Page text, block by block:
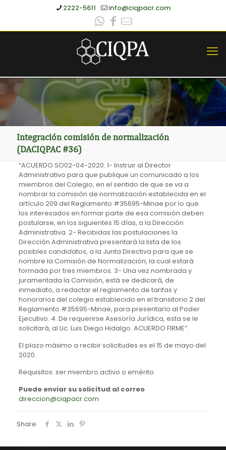
2222-5611 info@ciqpacr.com
Integración comisión de normalización
(DACIQPAC #36)
“ACUERDO SO02-04-2020: 1- Instruir al Director
Administrativo para que publique un comunicado a los
miembros del Colegio, en el sentido de que se va a
nombrar la comisión de normalización establecida en el
artículo 209 del Reglamento #35695-Minae por lo que
los interesados en formar parte de esa comisión deben
postularse, en los siguientes 15 días, a la Dirección
Administrativa. 2- Recibidas las postulaciones la
Dirección Administrativa presentará la lista de los
posibles candidatos, a la Junta Directiva para que se
nombre la Comisión de Normalización, la cual estará
formada por tres miembros. 3- Una vez nombrada y
juramentada la Comisión, está se dedicará, de
inmediato, a redactar el reglamento de tarifas y
honorarios del colegio establecido en el transitorio 2 del
Reglamento #35695-Minae, para presentarlo al Poder
Ejecutivo. 4. De requerirse Asesoría Jurídica, esta se le
solicitará, al Lic. Luis Diego Hidalgo. ACUERDO FIRME”.
El plazo máximo a recibir solicitudes es el 15 de mayo del
2020.
Requisitos: ser miembro activo o emérito.
Puede enviar su solicitud al correo
direccion@ciqpacr.com
Share